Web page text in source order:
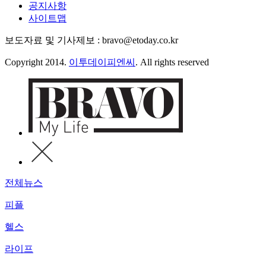
공지사항
사이트맵
보도자료 및 기사제보 : bravo@etoday.co.kr
Copyright 2014. 이투데이피엔씨 . All rights reserved
전체뉴스
피플
헬스
라이프